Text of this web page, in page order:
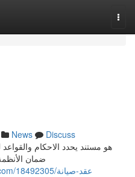
News
Discuss
هو مستند يحدد الاحكام
ضمان
https://mayagfqq537052.ttblogs.com/18492305/عقد-صيانة